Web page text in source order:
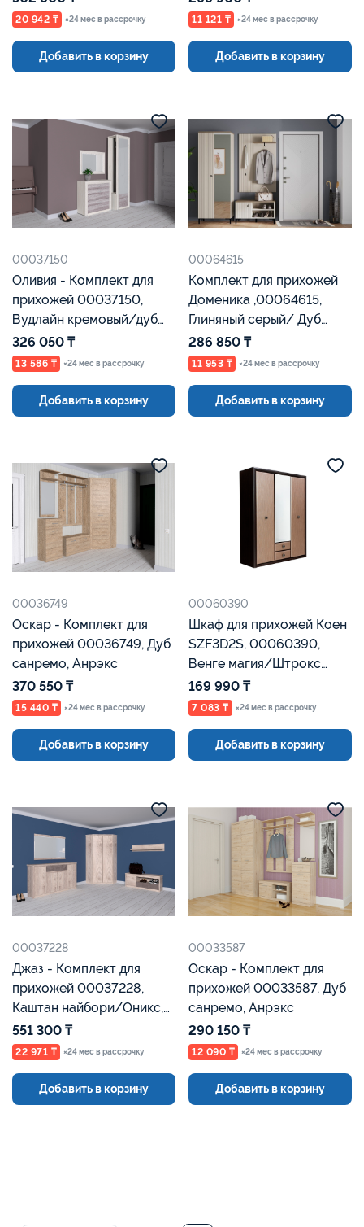
20 942 ₸ ×24 мес в рассрочку
Добавить в корзину
Евромебель
11 121 ₸ ×24 мес в рассрочку
Добавить в корзину
00037150
Оливия - Комплект для
прихожей 00037150,
Вудлайн кремовый/дуб
анкона, Анрэкс
326 050 ₸
13 586 ₸ ×24 мес в рассрочку
Добавить в корзину
00064615
Комплект для прихожей
Доменика ,00064615,
Глиняный серый/ Дуб
сильвержек ореховый
Евромебель
286 850 ₸
11 953 ₸ ×24 мес в рассрочку
Добавить в корзину
00036749
Оскар - Комплект для
прихожей 00036749, Дуб
санремо, Анрэкс
370 550 ₸
15 440 ₸ ×24 мес в рассрочку
Добавить в корзину
00060390
Шкаф для прихожей Коен
SZF3D2S, 00060390,
Венге магия/Штрокс
темный, Евромебель
169 990 ₸
7 083 ₸ ×24 мес в рассрочку
Добавить в корзину
00037228
Джаз - Комплект для
прихожей 00037228,
Каштан найбори/Оникс,
Анрекс
551 300 ₸
22 971 ₸ ×24 мес в рассрочку
Добавить в корзину
00033587
Оскар - Комплект для
прихожей 00033587, Дуб
санремо, Анрэкс
290 150 ₸
12 090 ₸ ×24 мес в рассрочку
Добавить в корзину